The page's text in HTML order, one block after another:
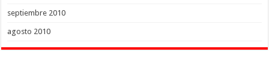
septiembre 2010
agosto 2010